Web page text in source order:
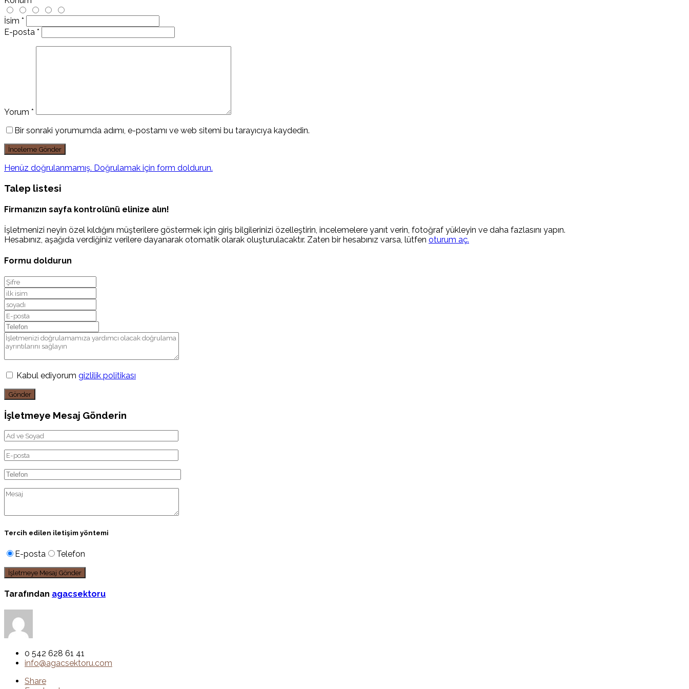
İsim *
E-posta *
Yorum *
Bir sonraki yorumumda adımı, e-postamı ve web sitemi bu tarayıcıya kaydedin.
Henüz doğrulanmamış. Doğrulamak için form doldurun.
Talep listesi
Firmanızın sayfa kontrolünü elinize alın!
İşletmenizi neyin özel kıldığını müşterilere göstermek için giriş bilgilerinizi özelleştirin, incelemelere yanıt verin, fotoğraf yükleyin ve daha fazlasını yapın.
Hesabınız, aşağıda verdiğiniz verilere dayanarak otomatik olarak oluşturulacaktır. Zaten bir hesabınız varsa, lütfen oturum aç.
Formu doldurun
Kabul ediyorum gizlilik politikası
Gönder
İşletmeye Mesaj Gönderin
Tercih edilen iletişim yöntemi
E-posta Telefon
Tarafından agacsektoru
0 542 628 61 41
info@agacsektoru.com
Share